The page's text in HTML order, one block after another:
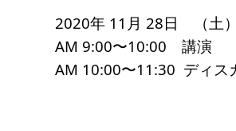
給付型奨学金とは
ソーシャルビジネス支援
2020年 11月 28日 （土）
AM 9:00〜10:00 講演
AM 10:00〜11:30 ディス